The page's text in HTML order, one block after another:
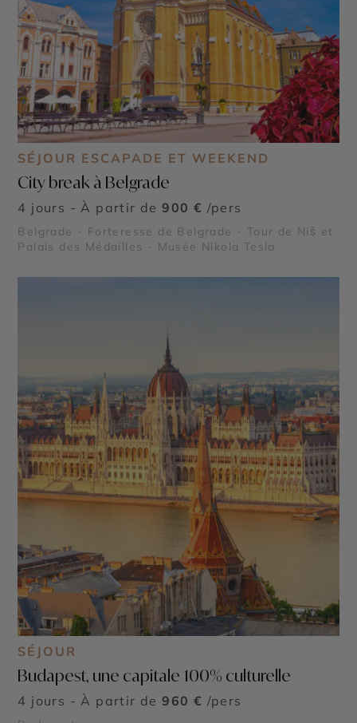
SÉJOUR ESCAPADE ET WEEKEND
City break à Belgrade
4 jours - À partir de900 € /pers
Belgrade - Forteresse de Belgrade - Tour de Niš et
Palais des Médailles - Musée Nikola Tesla
SÉJOUR
Budapest, une capitale 100% culturelle
4 jours - À partir de960 € /pers